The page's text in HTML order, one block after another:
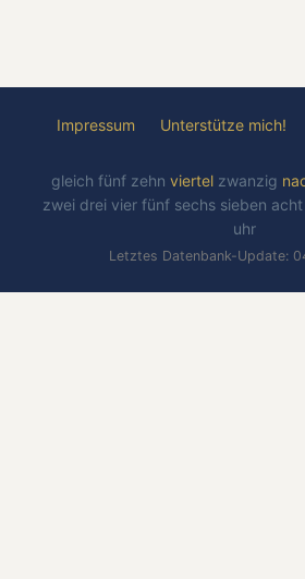
Impressum Unterstütze mich!
gleich fünf zehn viertel zwanzig
zwei drei vier fünf sechs sieben acht
uhr
Letztes Datenbank-Update: